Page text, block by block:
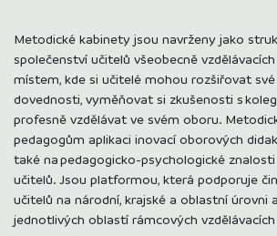
Metodické kabinety jsou navrženy jako
společenství učitelů všeobecně
místem, kde si učitelé mohou rozšiřovat
dovednosti, vyměňovat si zkušenosti s
profesně vzdělávat ve svém oboru.
pedagogům aplikaci inovací oborových
také na pedagogicko-psychologické
učitelů. Jsou platformou, která podporuje
učitelů na národní, krajské a oblastní úrovni
jednotlivých oblastí rámcových